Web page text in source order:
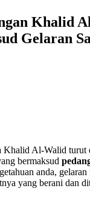
Khalid
Gelaran
Khalid Al-Walid turut
bermaksud
anda,
yang berani dan